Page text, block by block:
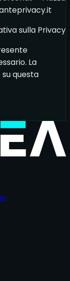
sulla Privacy
La
questa